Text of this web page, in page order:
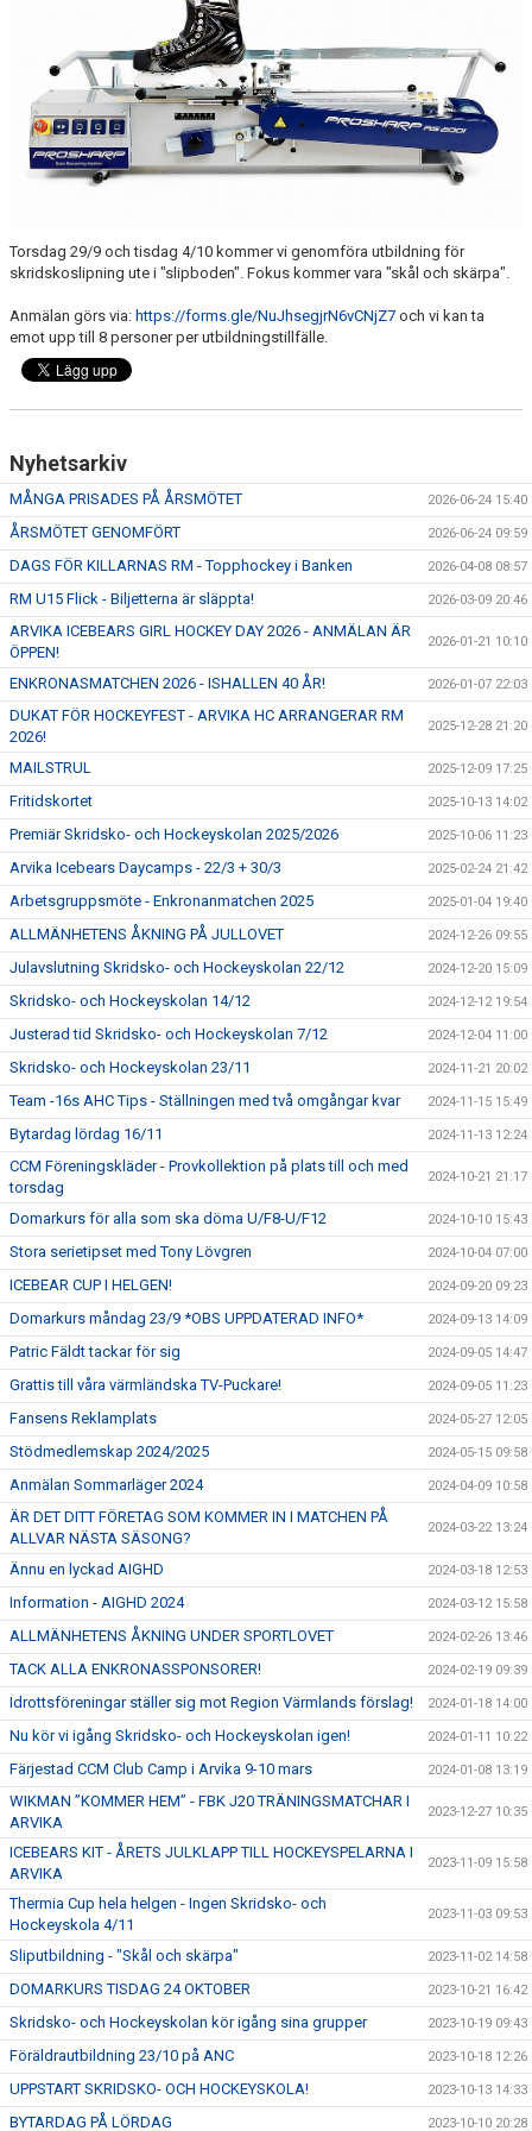
CAMPER
VERKSAMHETSOMRÅDEN
Torsdag 29/9 och tisdag 4/10 kommer vi genomföra utbildning för
skridskoslipning ute i "slipboden". Fokus kommer vara "skål och skärpa".
Anmälan görs via: https://forms.gle/NuJhsegjrN6vCNjZ7 och vi kan ta
emot upp till 8 personer per utbildningstillfälle.
Nyhetsarkiv
MÅNGA PRISADES PÅ ÅRSMÖTET 2026-06-24 15:40
ÅRSMÖTET GENOMFÖRT 2026-06-24 09:59
DAGS FÖR KILLARNAS RM - Topphockey i Banken 2026-04-08 08:57
RM U15 Flick - Biljetterna är släppta! 2026-03-09 20:46
ARVIKA ICEBEARS GIRL HOCKEY DAY 2026 - ANMÄLAN ÄR
ÖPPEN!
2026-01-21 10:10
ENKRONASMATCHEN 2026 - ISHALLEN 40 ÅR! 2026-01-07 22:03
DUKAT FÖR HOCKEYFEST - ARVIKA HC ARRANGERAR RM
2026!
2025-12-28 21:20
MAILSTRUL 2025-12-09 17:25
Fritidskortet 2025-10-13 14:02
Premiär Skridsko- och Hockeyskolan 2025/2026 2025-10-06 11:23
Arvika Icebears Daycamps - 22/3 + 30/3 2025-02-24 21:42
Arbetsgruppsmöte - Enkronanmatchen 2025 2025-01-04 19:40
ALLMÄNHETENS ÅKNING PÅ JULLOVET 2024-12-26 09:55
Julavslutning Skridsko- och Hockeyskolan 22/12 2024-12-20 15:09
Skridsko- och Hockeyskolan 14/12 2024-12-12 19:54
Justerad tid Skridsko- och Hockeyskolan 7/12 2024-12-04 11:00
Skridsko- och Hockeyskolan 23/11 2024-11-21 20:02
Team -16s AHC Tips - Ställningen med två omgångar kvar 2024-11-15 15:49
Bytardag lördag 16/11 2024-11-13 12:24
CCM Föreningskläder - Provkollektion på plats till och med
torsdag
2024-10-21 21:17
Domarkurs för alla som ska döma U/F8-U/F12 2024-10-10 15:43
Stora serietipset med Tony Lövgren 2024-10-04 07:00
ICEBEAR CUP I HELGEN! 2024-09-20 09:23
Domarkurs måndag 23/9 *OBS UPPDATERAD INFO* 2024-09-13 14:09
Patric Fäldt tackar för sig 2024-09-05 14:47
Grattis till våra värmländska TV-Puckare! 2024-09-05 11:23
Fansens Reklamplats 2024-05-27 12:05
Stödmedlemskap 2024/2025 2024-05-15 09:58
Anmälan Sommarläger 2024 2024-04-09 10:58
ÄR DET DITT FÖRETAG SOM KOMMER IN I MATCHEN PÅ
ALLVAR NÄSTA SÄSONG?
2024-03-22 13:24
Ännu en lyckad AIGHD 2024-03-18 12:53
Information - AIGHD 2024 2024-03-12 15:58
ALLMÄNHETENS ÅKNING UNDER SPORTLOVET 2024-02-26 13:46
TACK ALLA ENKRONASSPONSORER! 2024-02-19 09:39
Idrottsföreningar ställer sig mot Region Värmlands förslag! 2024-01-18 14:00
Nu kör vi igång Skridsko- och Hockeyskolan igen! 2024-01-11 10:22
Färjestad CCM Club Camp i Arvika 9-10 mars 2024-01-08 13:19
WIKMAN ”KOMMER HEM” - FBK J20 TRÄNINGSMATCHAR I
ARVIKA
2023-12-27 10:35
ICEBEARS KIT - ÅRETS JULKLAPP TILL HOCKEYSPELARNA I
ARVIKA
2023-11-09 15:58
Thermia Cup hela helgen - Ingen Skridsko- och
Hockeyskola 4/11
2023-11-03 09:53
Sliputbildning - "Skål och skärpa" 2023-11-02 14:58
DOMARKURS TISDAG 24 OKTOBER 2023-10-21 16:42
Skridsko- och Hockeyskolan kör igång sina grupper 2023-10-19 09:43
Föräldrautbildning 23/10 på ANC 2023-10-18 12:26
UPPSTART SKRIDSKO- OCH HOCKEYSKOLA! 2023-10-13 14:33
BYTARDAG PÅ LÖRDAG 2023-10-10 20:28